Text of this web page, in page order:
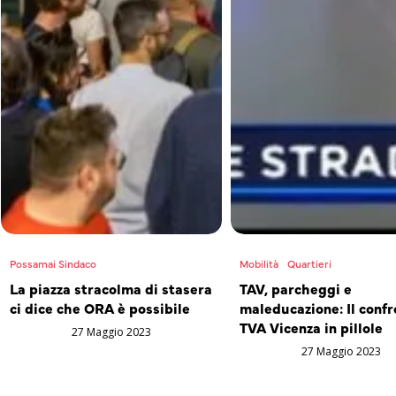
Possamai Sindaco
La piazza stracolma di stasera
ci dice che ORA è possibile
27 Maggio 2023
Mobilità Quartieri
TAV, parcheggi e
maleducazione: Il
TVA Vicenza in pillole
27 Maggio 2023